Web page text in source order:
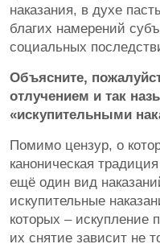
наказания, в духе
благих намерений
социальных
Объясните,
отлучением и так
«искупительными
Помимо цензур, о
каноническая
ещё один вид
искупительные
которых – искупление
их снятие зависит не